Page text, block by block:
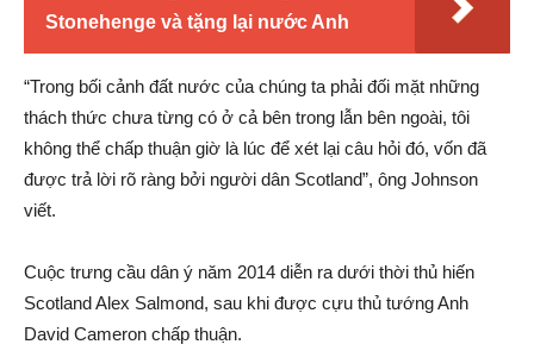
Stonehenge và tặng lại nước Anh
“Trong bối cảnh đất nước của chúng ta phải đối mặt những
thách thức chưa từng có ở cả bên trong lẫn bên ngoài, tôi
không thể chấp thuận giờ là lúc để xét lại câu hỏi đó, vốn đã
được trả lời rõ ràng bởi người dân Scotland”, ông Johnson
viết.
Cuộc trưng cầu dân ý năm 2014 diễn ra dưới thời thủ hiến
Scotland Alex Salmond, sau khi được cựu thủ tướng Anh
David Cameron chấp thuận.